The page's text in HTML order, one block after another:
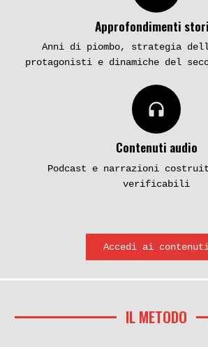
Approfondimenti
Anni di piombo, strategia
protagonisti e dinamiche del
headphones
Contenuti audio
Podcast e narrazioni
verificabili
Accedi ai
IL METODO